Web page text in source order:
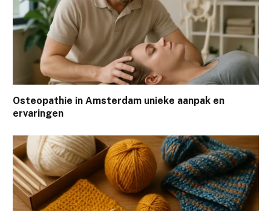
Osteopathie in Amsterdam unieke aanpak en
ervaringen